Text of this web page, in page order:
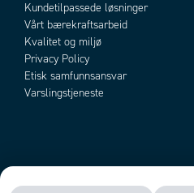
Kundetilpassede løsninger
Vårt bærekraftsarbeid
Kvalitet og miljø
Privacy Policy
Etisk samfunnsansvar
Varslingstjeneste